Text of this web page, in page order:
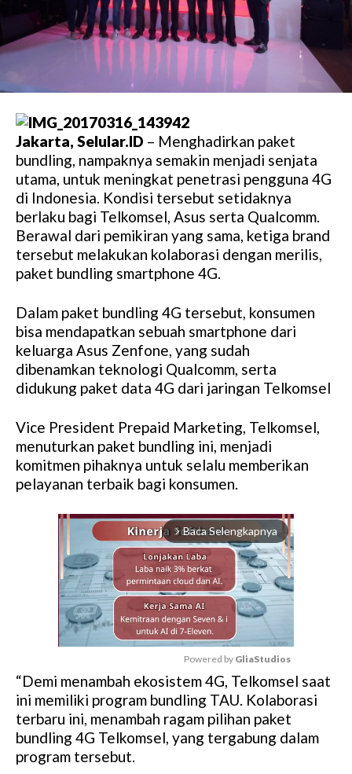
Jakarta, Selular.ID – Menghadirkan paket
bundling, nampaknya semakin menjadi senjata
utama, untuk meningkat penetrasi pengguna 4G
di Indonesia. Kondisi tersebut setidaknya
berlaku bagi Telkomsel, Asus serta Qualcomm.
Berawal dari pemikiran yang sama, ketiga brand
tersebut melakukan kolaborasi dengan merilis,
paket bundling smartphone 4G.
Dalam paket bundling 4G tersebut, konsumen
bisa mendapatkan sebuah smartphone dari
keluarga Asus Zenfone, yang sudah
dibenamkan teknologi Qualcomm, serta
didukung paket data 4G dari jaringan Telkomsel
Vice President Prepaid Marketing, Telkomsel,
menuturkan paket bundling ini, menjadi
komitmen pihaknya untuk selalu memberikan
pelayanan terbaik bagi konsumen.
arrow_forward_ios Baca Selengkapnya
M
u
t
e
Powered by GliaStudios
“Demi menambah ekosistem 4G, Telkomsel saat
ini memiliki program bundling TAU. Kolaborasi
terbaru ini, menambah ragam pilihan paket
bundling 4G Telkomsel, yang tergabung dalam
program tersebut.